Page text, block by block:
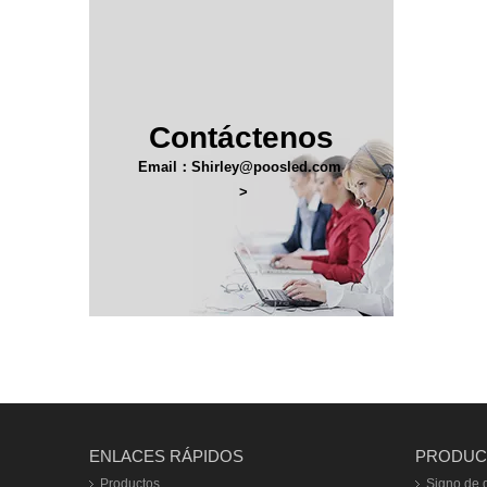
Contáctenos
Email：Shirley@poosled.com
>
ENLACES RÁPIDOS
Productos Signo de